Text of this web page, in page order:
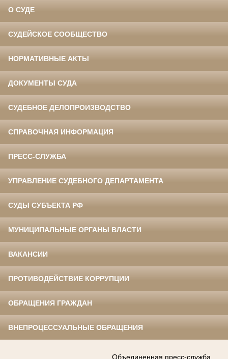
О СУДЕ
СУДЕЙСКОЕ СООБЩЕСТВО
НОРМАТИВНЫЕ АКТЫ
ДОКУМЕНТЫ СУДА
СУДЕБНОЕ ДЕЛОПРОИЗВОДСТВО
СПРАВОЧНАЯ ИНФОРМАЦИЯ
ПРЕСС-СЛУЖБА
УПРАВЛЕНИЕ СУДЕБНОГО ДЕПАРТАМЕНТА
СУДЫ СУБЪЕКТА РФ
МУНИЦИПАЛЬНЫЕ ОРГАНЫ ВЛАСТИ
ВАКАНСИИ
ПРОТИВОДЕЙСТВИЕ КОРРУПЦИИ
ОБРАЩЕНИЯ ГРАЖДАН
ВНЕПРОЦЕССУАЛЬНЫЕ ОБРАЩЕНИЯ
Объединенная пресс-служба